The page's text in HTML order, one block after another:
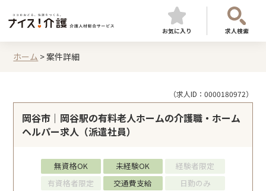
お気に入り 求人検索
ホーム >案件詳細
（求人ID：0000180972）
岡谷市｜岡谷駅の有料老人ホームの介護職・ホーム
ヘルパー求人（派遣社員）
無資格OK 未経験OK
経験者限定
有資格者限定
交通費支給 日勤のみ